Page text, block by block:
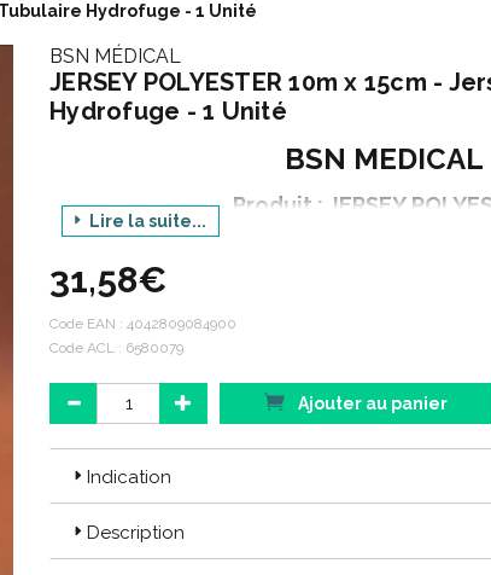
Tubulaire Hydrofuge - 1 Unité
BSN MÉDICAL
JERSEY POLYESTER 10m x 15cm -
Hydrofuge - 1 Unité
BSN MEDICAL
Produit : JERSEY
Code ACL : 6580079
Code EAN : 4042809084900
Lire la suite...
31,58€
Code EAN : 4042809084900
Code ACL : 6580079
Ajouter au panier
Indication
Description